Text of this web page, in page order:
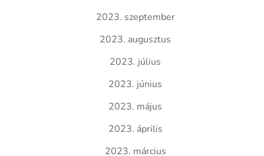
2023. szeptember
2023. augusztus
2023. július
2023. június
2023. május
2023. április
2023. március